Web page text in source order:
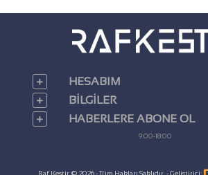
HESABIM
BILGILER
HABERLERE ABONE OL
9:00-18:00
Raf Kestir © 2026 - Tüm Hakları Saklıdır. - Geliştirici: